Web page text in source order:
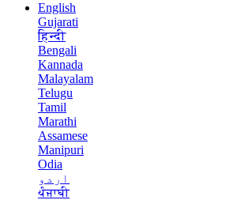
English
Gujarati
हिन्दी
Bengali
Kannada
Malayalam
Telugu
Tamil
Marathi
Assamese
Manipuri
Odia
اردو
ਪੰਜਾਬੀ